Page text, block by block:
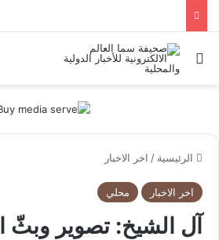
بحث عن
الرئيسية / اخر الاخبار
اخر الاخبار محلي
آل الشيخ: تصوير